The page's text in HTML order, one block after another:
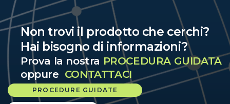
Non trovi il prodotto che cerchi?
Hai bisogno di informazioni?
Prova la nostra PROCEDURA GUIDATA
oppure CONTATTACI
PROCEDURE GUIDATE